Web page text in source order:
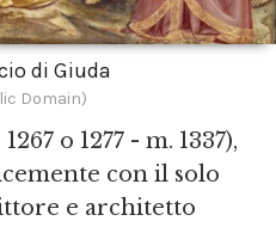
di Giuda
Domain)
o 1277 - m. 1337),
con il solo
e architetto